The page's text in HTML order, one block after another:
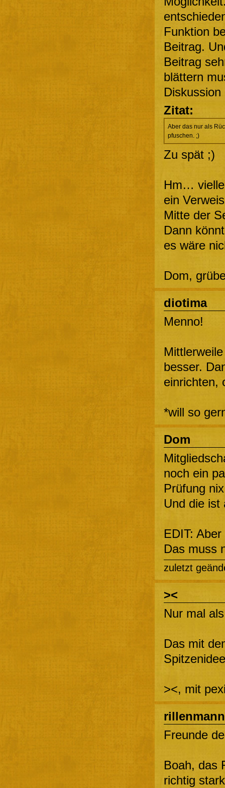
Funktion
Beitrag.
Beitrag
blättern
Zitat:
Aber das nur als
pfuschen. ;)
Zu spät ;)
Hm…
ein
Mitte der
Dann
es wäre
Dom,
diotima
Menno!
besser.
*will so
Dom
noch ein
Prüfung
Und die ist
EDIT:
Das muss
zuletzt
><
Nur mal
Das mit
><, mit
Freunde
Boah, das
richtig